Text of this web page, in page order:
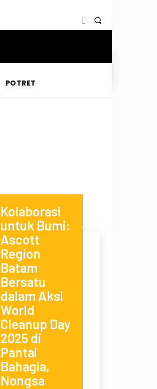
POTRET
Kolaborasi
untuk Bumi:
Ascott
Region
Batam
Bersatu
dalam Aksi
World
Cleanup Day
2025 di
Pantai
Bahagia,
Nongsa